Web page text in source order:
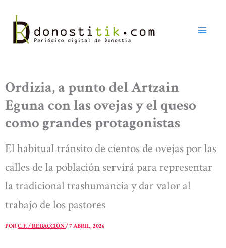
contenido
Ordizia, a punto del Artzain
Eguna con las ovejas y el queso
como grandes protagonistas
El habitual tránsito de cientos de ovejas por las
calles de la población servirá para representar
la tradicional trashumancia y dar valor al
trabajo de los pastores
PORC. F. / REDACCIÓN/7 ABRIL, 2026